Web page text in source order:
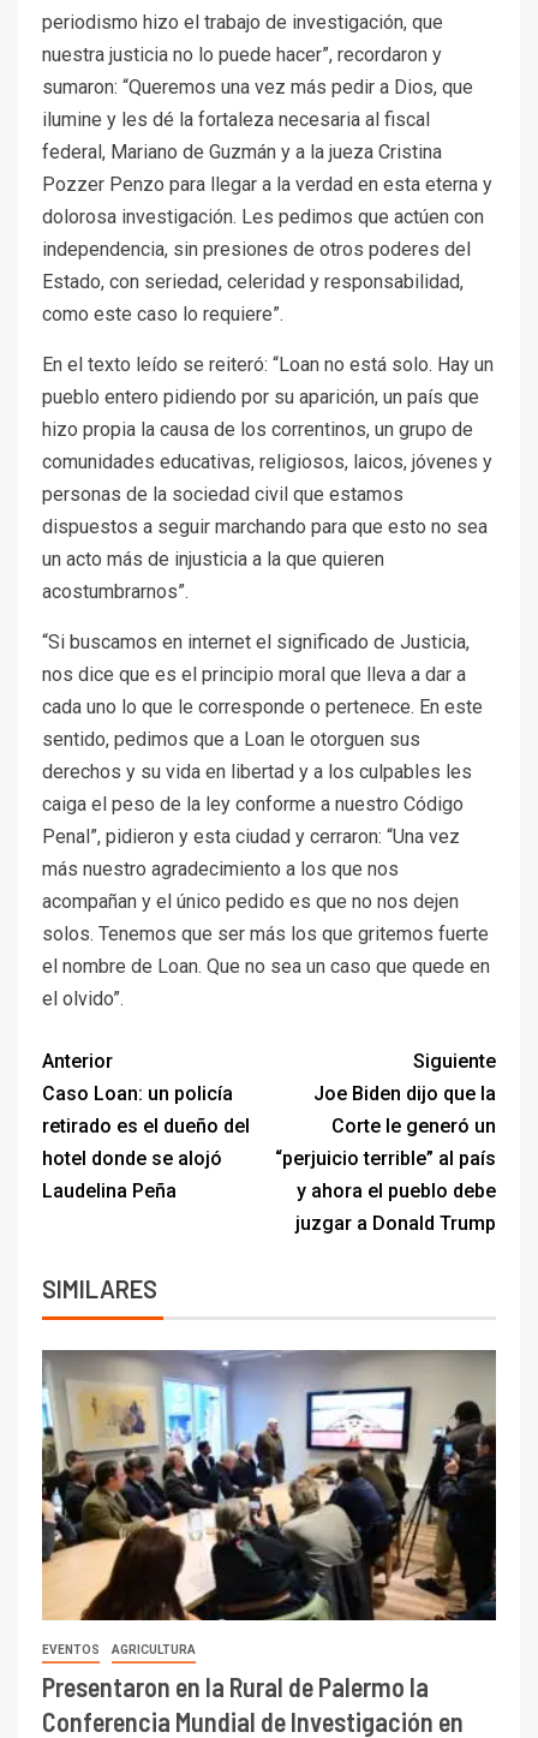
periodismo hizo el trabajo de investigación, que
nuestra justicia no lo puede hacer”, recordaron y
sumaron: “Queremos una vez más pedir a Dios, que
ilumine y les dé la fortaleza necesaria al fiscal
federal, Mariano de Guzmán y a la jueza Cristina
Pozzer Penzo para llegar a la verdad en esta eterna y
dolorosa investigación. Les pedimos que actúen con
independencia, sin presiones de otros poderes del
Estado, con seriedad, celeridad y responsabilidad,
como este caso lo requiere”.
En el texto leído se reiteró: “Loan no está solo. Hay un
pueblo entero pidiendo por su aparición, un país que
hizo propia la causa de los correntinos, un grupo de
comunidades educativas, religiosos, laicos, jóvenes y
personas de la sociedad civil que estamos
dispuestos a seguir marchando para que esto no sea
un acto más de injusticia a la que quieren
acostumbrarnos”.
“Si buscamos en internet el significado de Justicia,
nos dice que es el principio moral que lleva a dar a
cada uno lo que le corresponde o pertenece. En este
sentido, pedimos que a Loan le otorguen sus
derechos y su vida en libertad y a los culpables les
caiga el peso de la ley conforme a nuestro Código
Penal”, pidieron y esta ciudad y cerraron: “Una vez
más nuestro agradecimiento a los que nos
acompañan y el único pedido es que no nos dejen
solos. Tenemos que ser más los que gritemos fuerte
el nombre de Loan. Que no sea un caso que quede en
el olvido”.
Anterior
Caso Loan: un policía
retirado es el dueño del
hotel donde se alojó
Laudelina Peña
Siguiente
Joe Biden dijo que la
Corte le generó un
“perjuicio terrible” al país
y ahora el pueblo debe
juzgar a Donald Trump
SIMILARES
EVENTOS AGRICULTURA
Presentaron en la Rural de Palermo la
Conferencia Mundial de Investigación en